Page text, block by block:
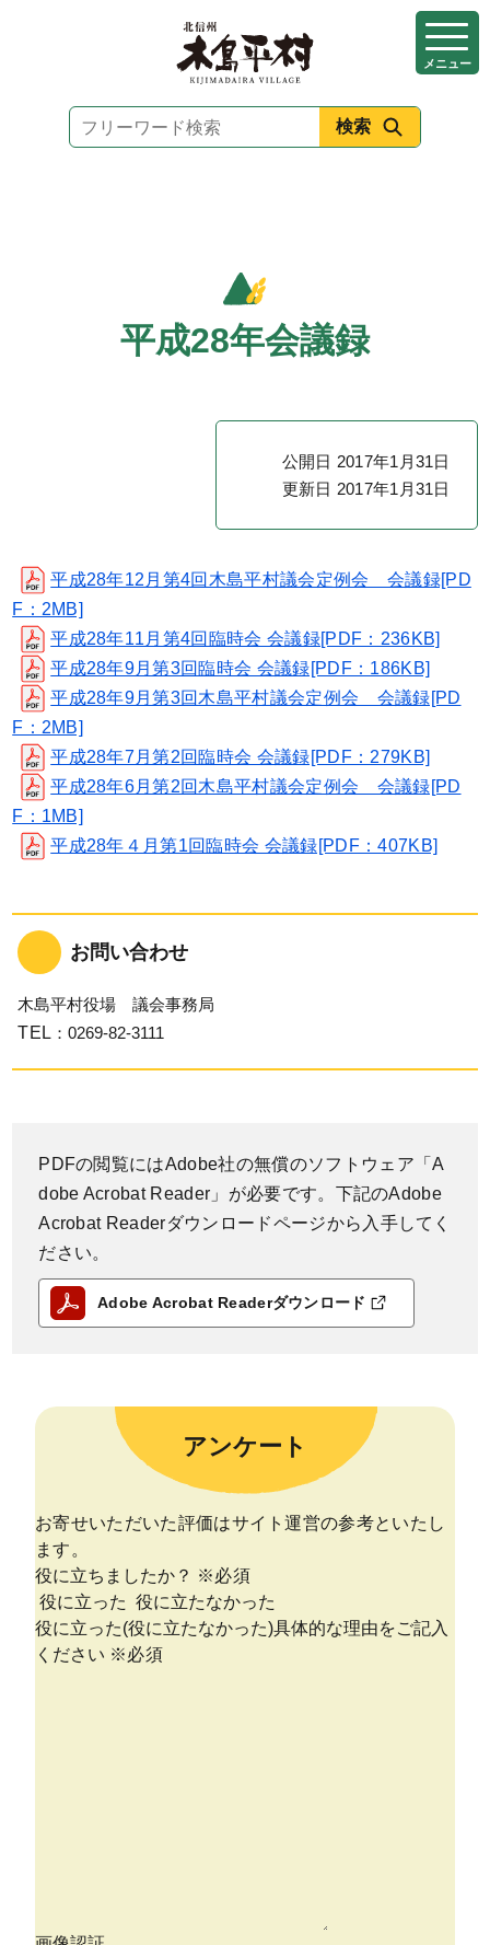
メニュー
平成28年会議録
公開日 2017年1月31日
更新日 2017年1月31日
平成28年12月第4回木島平村議会定例会 会議録[PD
F：2MB]
平成28年11月第4回臨時会 会議録[PDF：236KB]
平成28年9月第3回臨時会 会議録[PDF：186KB]
平成28年9月第3回木島平村議会定例会 会議録[PD
F：2MB]
平成28年7月第2回臨時会 会議録[PDF：279KB]
平成28年6月第2回木島平村議会定例会 会議録[PD
F：1MB]
平成28年４月第1回臨時会 会議録[PDF：407KB]
お問い合わせ
木島平村役場 議会事務局
TEL ：0269-82-3111
PDFの閲覧にはAdobe社の無償のソフトウェア「A
dobe Acrobat Reader」が必要です。下記のAdobe
Acrobat Readerダウンロードページから入手してく
ださい。
Adobe Acrobat Readerダウンロード
アンケート